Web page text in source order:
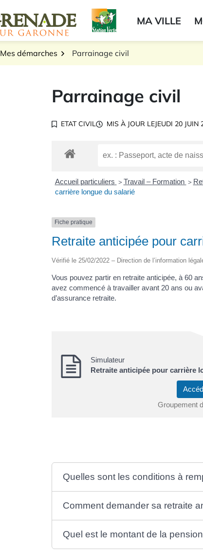
Logo Grenade sur GaronneMA VILLE
Mes démarches Parrainage civil
Parrainage civil
ETAT CIVIL MIS À JOUR LEJEUDI 20 JUIN
Accueil particuliers > Travail – Formation >
carrière longue du salarié
Fiche pratique
Retraite anticipée pour
Vérifié le 25/02/2022 – Direction de l’information
Vous pouvez partir en retraite anticipée, à 60
avez commencé à travailler avant 20 ans ou
d’assurance retraite.
Simulateur
Retraite anticipée pour carrière
Groupement
Quelles sont les conditions à
Comment demander sa retraite
Quel est le montant de la